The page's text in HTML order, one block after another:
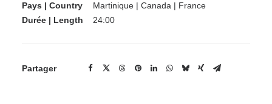
Pays | Country
Martinique | Canada | France
Durée | Length
24:00
Partager